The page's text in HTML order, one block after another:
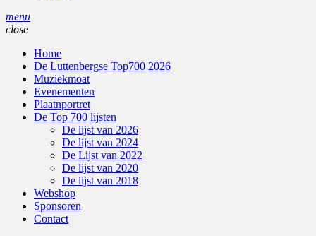
menu
close
Home
De Luttenbergse Top700 2026
Muziekmoat
Evenementen
Plaatnportret
De Top 700 lijsten
De lijst van 2026
De lijst van 2024
De Lijst van 2022
De lijst van 2020
De lijst van 2018
Webshop
Sponsoren
Contact